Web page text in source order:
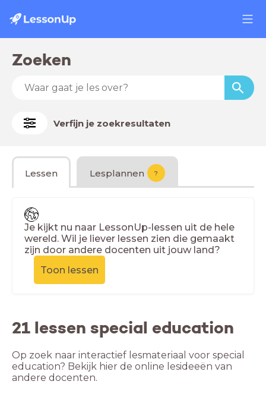
Zoeken
Verfijn je zoekresultaten
Lessen Lesplannen ?
Je kijkt nu naar LessonUp-lessen uit de hele
wereld. Wil je liever lessen zien die gemaakt
zijn door andere docenten uit jouw land?
Toon lessen
21 lessen special education
Op zoek naar interactief lesmateriaal voor special
education? Bekijk hier de online lesideeën van
andere docenten.